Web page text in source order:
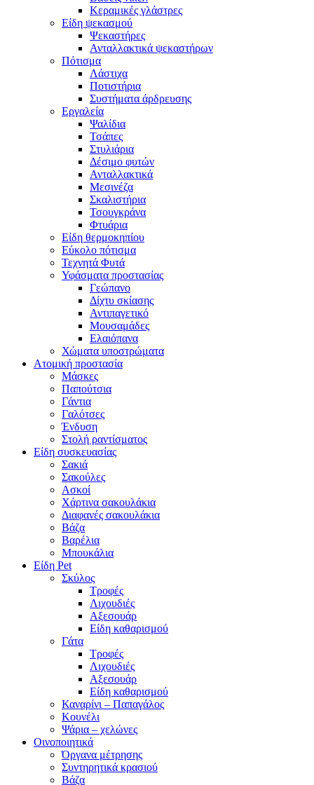
Κεραμικές γλάστρες
Είδη ψεκασμού
Ψεκαστήρες
Ανταλλακτικά ψεκαστήρων
Πότισμα
Λάστιχα
Ποτιστήρια
Συστήματα άρδρευσης
Εργαλεία
Ψαλίδια
Τσάπες
Στυλιάρια
Δέσιμο φυτών
Ανταλλακτικά
Μεσινέζα
Σκαλιστήρια
Τσουγκράνα
Φτυάρια
Είδη θερμοκηπίου
Εύκολο πότισμα
Τεχνητά Φυτά
Υφάσματα προστασίας
Γεώπανο
Δίχτυ σκίασης
Αντιπαγετικό
Μουσαμάδες
Ελαιόπανα
Χώματα υποστρώματα
Ατομική προστασία
Μάσκες
Παπούτσια
Γάντια
Γαλότσες
Ένδυση
Στολή ραντίσματος
Είδη συσκευασίας
Σακιά
Σακούλες
Ασκοί
Χάρτινα σακουλάκια
Διαφανές σακουλάκια
Βάζα
Βαρέλια
Μπουκάλια
Είδη Pet
Σκύλος
Τροφές
Λιχουδιές
Αξεσουάρ
Είδη καθαρισμού
Γάτα
Τροφές
Λιχουδιές
Αξεσουάρ
Είδη καθαρισμού
Καναρίνι – Παπαγάλος
Κουνέλι
Ψάρια – χελώνες
Οινοποιητικά
Όργανα μέτρησης
Συντηρητικά κρασιού
Βάζα